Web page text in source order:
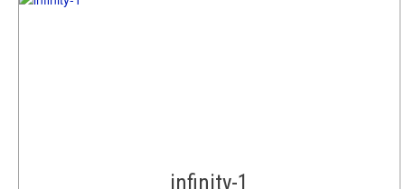
infinity-1